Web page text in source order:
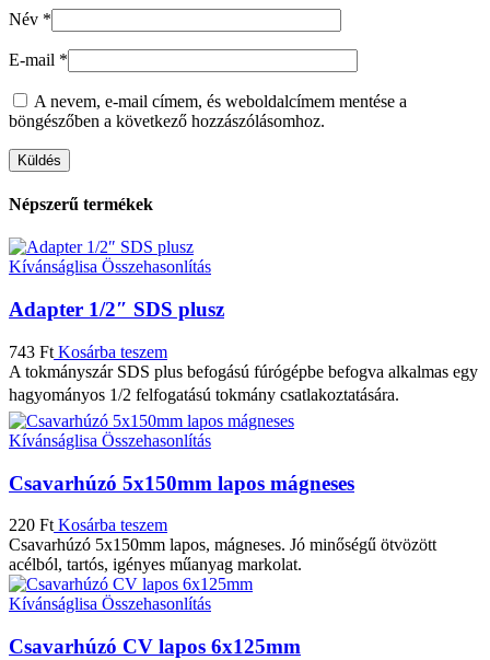
Név *
E-mail *
A nevem, e-mail címem, és weboldalcímem mentése a
böngészőben a következő hozzászólásomhoz.
Népszerű termékek
Kívánságlisa Összehasonlítás
Adapter 1/2″ SDS plusz
743 Ft Kosárba teszem
A tokmányszár SDS plus befogású fúrógépbe befogva alkalmas egy
hagyományos 1/2 felfogatású tokmány csatlakoztatására.
Kívánságlisa Összehasonlítás
Csavarhúzó 5x150mm lapos mágneses
220 Ft Kosárba teszem
Csavarhúzó 5x150mm lapos, mágneses. Jó minőségű ötvözött
acélból, tartós, igényes műanyag markolat.
Kívánságlisa Összehasonlítás
Csavarhúzó CV lapos 6x125mm